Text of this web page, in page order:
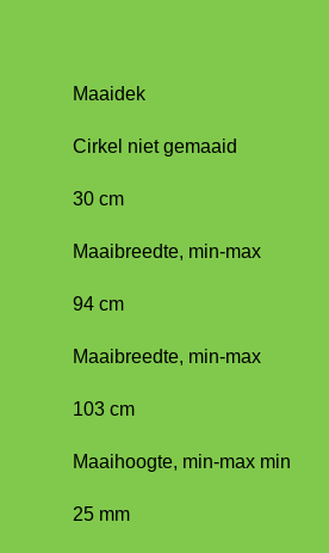
Maaidek
Cirkel niet gemaaid
30 cm
Maaibreedte, min-max
94 cm
Maaibreedte, min-max
103 cm
Maaihoogte, min-max min
25 mm